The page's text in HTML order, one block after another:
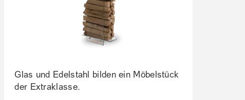
Glas und Edelstahl bilden ein Möbelstück
der Extraklasse.